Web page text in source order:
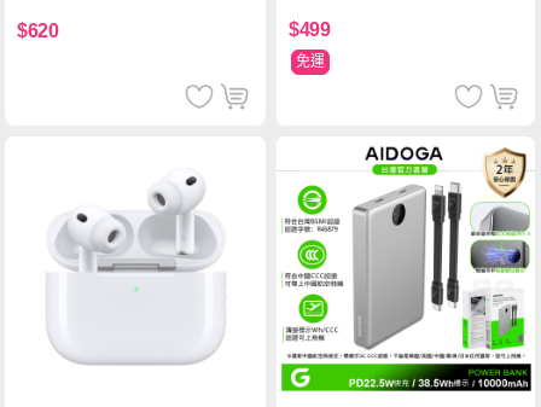
$620 $499
免運